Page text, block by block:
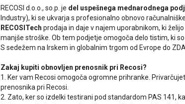
RECOSI d.o.o., so.p. je del uspešnega mednarodnega
Industry), ki se ukvarja s profesionalno obnovo
RECOSITech prodaja in daje v najem uporabnikom, ki
manjše stroške. Ob tem podjetje omogoča delo tistim, ki
S sedežem na Irskem in globalnim trgom od Evrope do
Zakaj kupiti obnovljen prenosnik pri Recosi?
1. Ker vam Recosi omogoča ogromne prihranke.
prenosnika pri Recosi.
2. Zato, ker so izdelki testirani pod standardom PAS 141,